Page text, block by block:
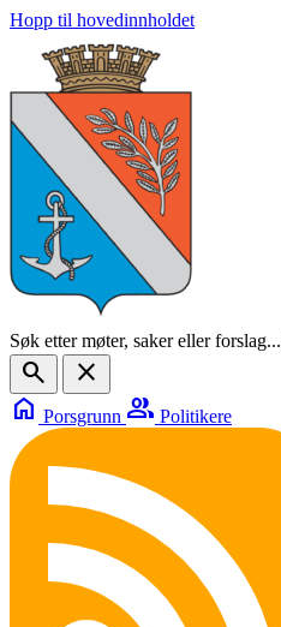
Hopp til hovedinnholdet
Søk etter møter, saker eller forslag...
search
close
home Porsgrunn group Politikere